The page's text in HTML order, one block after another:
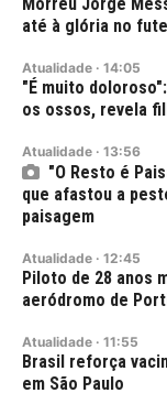
até à glória no
Atualidade · 14:05
"É muito
os ossos, revela
Atualidade · 13:56
"O Resto é
que afastou a
paisagem
Atualidade · 12:45
Piloto de 28 anos
aeródromo de
Atualidade · 11:55
Brasil reforça
em São Paulo